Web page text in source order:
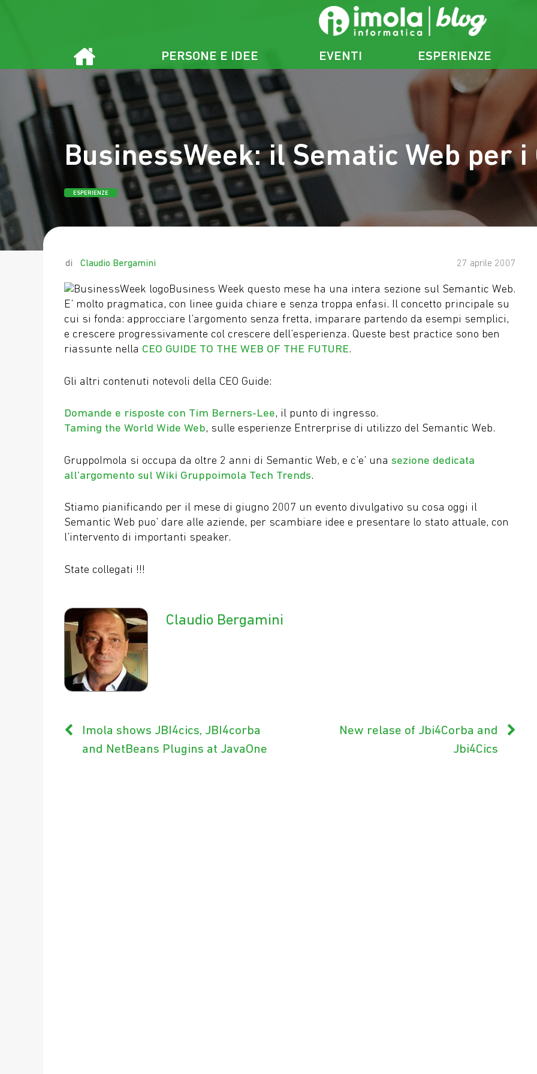
PERSONE E IDEE EVENTI ESPERIENZE
BusinessWeek: il Sematic Web per i
ESPERIENZE
by Claudio Bergamini 27 aprile 2007
Business Week questo mese ha una intera sezione sul Semantic Web.
E’ molto pragmatica, con linee guida chiare e senza troppa enfasi. Il concetto principale su
cui si fonda: approcciare l’argomento senza fretta, imparare partendo da esempi semplici,
e crescere progressivamente col crescere dell’esperienza. Queste best practice sono ben
riassunte nella CEO GUIDE TO THE WEB OF THE FUTURE.
Gli altri contenuti notevoli della CEO Guide:
Domande e risposte con Tim Berners-Lee, il punto di ingresso.
Taming the World Wide Web, sulle esperienze Entrerprise di utilizzo del Semantic Web.
GruppoImola si occupa da oltre 2 anni di Semantic Web, e c’e’ una sezione dedicata
all’argomento sul Wiki Gruppoimola Tech Trends.
Stiamo pianificando per il mese di giugno 2007 un evento divulgativo su cosa oggi il
Semantic Web puo’ dare alle aziende, per scambiare idee e presentare lo stato attuale, con
l’intervento di importanti speaker.
State collegati !!!
Claudio Bergamini
Imola shows JBI4cics, JBI4corba
and NetBeans Plugins at JavaOne
New relase of Jbi4Corba and
Jbi4Cics